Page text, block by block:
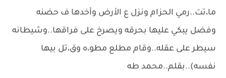
ما،تت..رمي الحزام ونزل ع الأرض وأخدها ف حضنه
وفضل يبكي عليها بحرقه ويصرخ على فراقها..وشيطانه
سيطر على عقله..وقام مطلع مطو،ه وق،تل بيها
نفسه)..بقلم..محمد طه